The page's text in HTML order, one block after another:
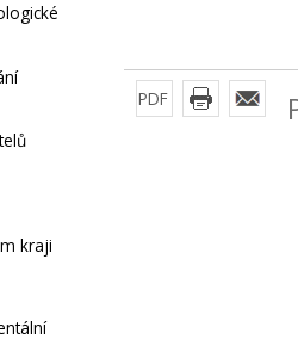
kraji
PDF